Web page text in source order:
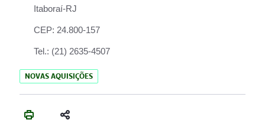
Itaboraí-RJ
CEP: 24.800-157
Tel.: (21) 2635-4507
NOVAS AQUISIÇÕES